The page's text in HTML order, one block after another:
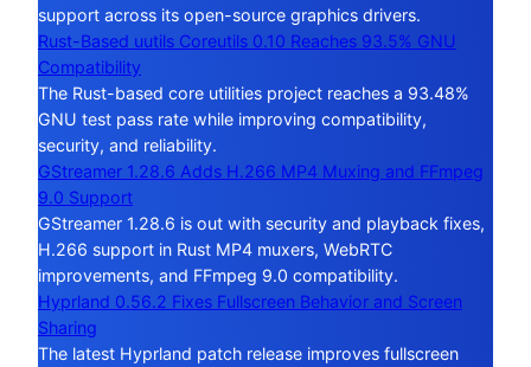
support across its open-source graphics drivers.
Rust-Based uutils Coreutils 0.10 Reaches 93.5% GNU
Compatibility
The Rust-based core utilities project reaches a 93.48%
GNU test pass rate while improving compatibility,
security, and reliability.
GStreamer 1.28.6 Adds H.266 MP4 Muxing and FFmpeg
9.0 Support
GStreamer 1.28.6 is out with security and playback fixes,
H.266 support in Rust MP4 muxers, WebRTC
improvements, and FFmpeg 9.0 compatibility.
Hyprland 0.56.2 Fixes Fullscreen Behavior and Screen
Sharing
The latest Hyprland patch release improves fullscreen